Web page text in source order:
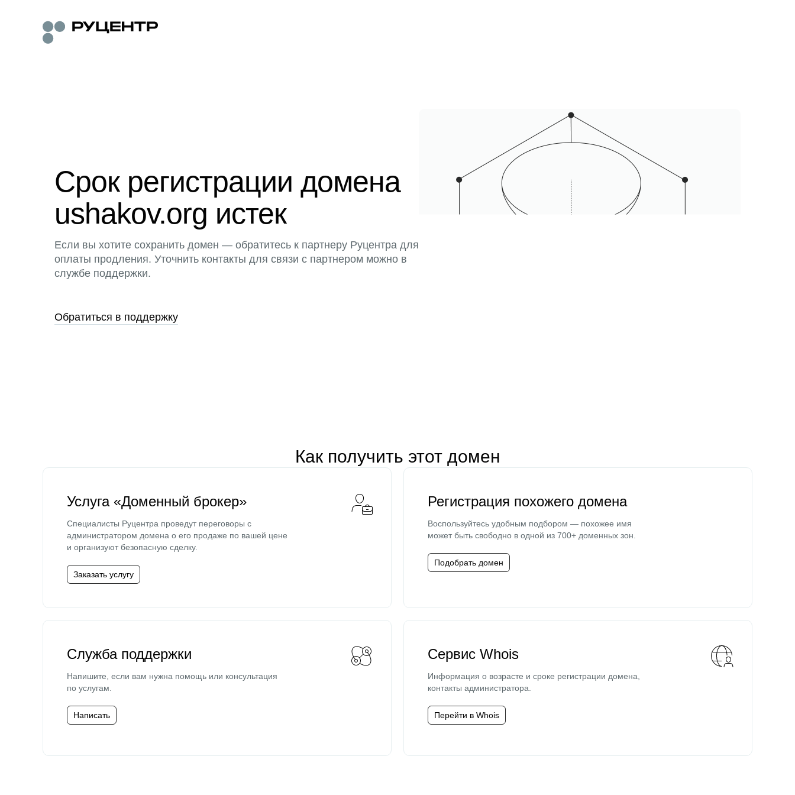
Срок регистрации домена
ushakov.org истек
Если вы хотите сохранить домен — обратитесь к партнеру Руцентра для
оплаты продления. Уточнить контакты для связи с партнером можно в
службе поддержки.
Обратиться в поддержку
Как получить этот домен
Услуга «Доменный брокер»
Специалисты Руцентра проведут переговоры с
администратором домена о его продаже по вашей цене
и организуют безопасную сделку.
Заказать услугу
Регистрация похожего домена
Воспользуйтесь удобным подбором — похожее имя
может быть свободно в одной из 700+ доменных зон.
Подобрать домен
Служба поддержки
Напишите, если вам нужна помощь или консультация
по услугам.
Написать
Сервис Whois
Информация о возрасте и сроке регистрации домена,
контакты администратора.
Перейти в Whois